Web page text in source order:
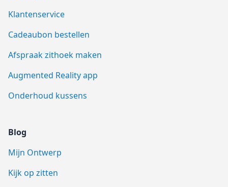
Klantenservice
Cadeaubon bestellen
Afspraak zithoek maken
Augmented Reality app
Onderhoud kussens
Blog
Mijn Ontwerp
Kijk op zitten